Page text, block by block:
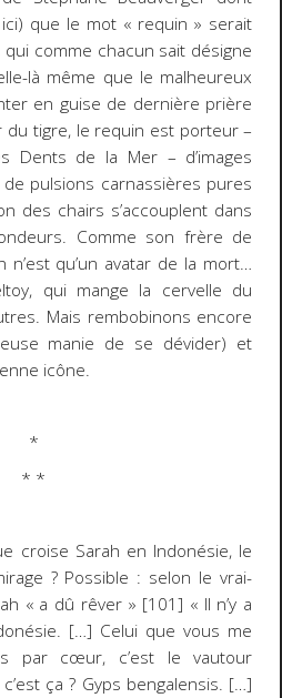
que le mot « requin » serait
qui comme chacun sait désigne
là même que le malheureux
en guise de dernière prière
du tigre, le requin est porteur –
Dents de la Mer– d’images
pulsions carnassières pures
des chairs s’accouplent dans
Comme son frère de
n’est qu’un avatar de la mort…
qui mange la cervelle du
Mais rembobinons encore
manie de se dévider) et
icône.
*
* *
croise Sarah en Indonésie, le
? Possible : selon le vrai-
« a dû rêver » [101] « Il n’y a
[…] Celui que vous me
par cœur, c’est le vautour
ça ? Gyps bengalensis. […]